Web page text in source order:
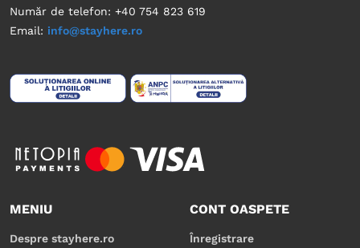
Număr de telefon: +40 754 823 619
Email: info@stayhere.ro
MENIU
Despre stayhere.ro
CONT OASPETE
Înregistrare